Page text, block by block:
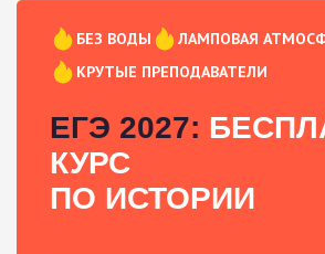
БЕЗ ВОДЫ
ЛАМПОВАЯ
КРУТЫЕ ПРЕПОДАВАТЕЛИ
ЕГЭ 2027:
КУРС
ПО ИСТОРИИ